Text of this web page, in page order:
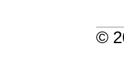
©